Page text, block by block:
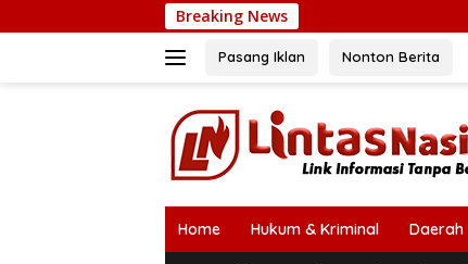
ke
Breaking News
Pasang Iklan Nonton Berita
Home Hukum & Kriminal Daerah